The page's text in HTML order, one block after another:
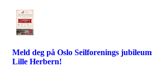
Meld deg på Oslo Seilforenings
Lille Herbern!